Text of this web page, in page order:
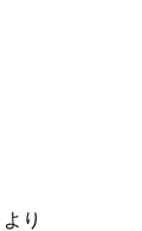
より